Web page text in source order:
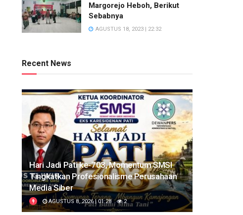
Margorejo Heboh, Berikut
Sebabnya
AGUSTUS 18, 2023 | 22:32
Recent News
Hari Jadi Pati ke-703, Momentum SMSI
Tingkatkan Profesionalisme Perusahaan
Media Siber
AGUSTUS 8, 2026 | 01:28 2